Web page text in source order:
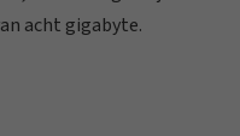
acht gigabyte.